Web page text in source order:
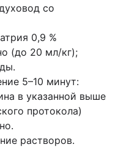
со
0,9 %
(до 20 мл/кг);
5–10 минут:
в указанной выше
протокола)
растворов.